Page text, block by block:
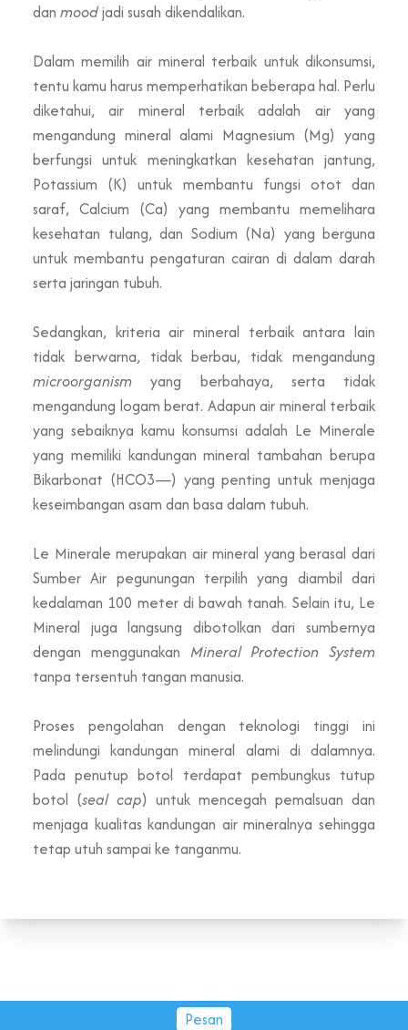
dan moodjadi susah dikendalikan.
Dalam memilih air mineral terbaik untuk dikonsumsi,
tentu kamu harus memperhatikan beberapa hal. Perlu
diketahui, air mineral terbaik adalah air yang
mengandung mineral alami Magnesium (Mg) yang
berfungsi untuk meningkatkan kesehatan jantung,
Potassium (K) untuk membantu fungsi otot dan
saraf, Calcium (Ca) yang membantu memelihara
kesehatan tulang, dan Sodium (Na) yang berguna
untuk membantu pengaturan cairan di dalam darah
serta jaringan tubuh.
Sedangkan, kriteria air mineral terbaik antara lain
tidak berwarna, tidak berbau, tidak mengandung
microorganism yang berbahaya, serta tidak
mengandung logam berat. Adapun air mineral terbaik
yang sebaiknya kamu konsumsi adalah Le Minerale
yang memiliki kandungan mineral tambahan berupa
Bikarbonat (HCO3—) yang penting untuk menjaga
keseimbangan asam dan basa dalam tubuh.
Le Minerale merupakan air mineral yang berasal dari
Sumber Air pegunungan terpilih yang diambil dari
kedalaman 100 meter di bawah tanah. Selain itu, Le
Mineral juga langsung dibotolkan dari sumbernya
dengan menggunakan Mineral Protection System
tanpa tersentuh tangan manusia.
Proses pengolahan dengan teknologi tinggi ini
melindungi kandungan mineral alami di dalamnya.
Pada penutup botol terdapat pembungkus tutup
botol (seal cap) untuk mencegah pemalsuan dan
menjaga kualitas kandungan air mineralnya sehingga
tetap utuh sampai ke tanganmu.
Pesan